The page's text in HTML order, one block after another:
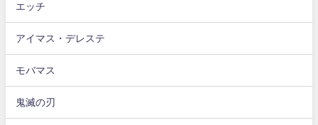
エッチ
アイマス・デレステ
モバマス
鬼滅の刃